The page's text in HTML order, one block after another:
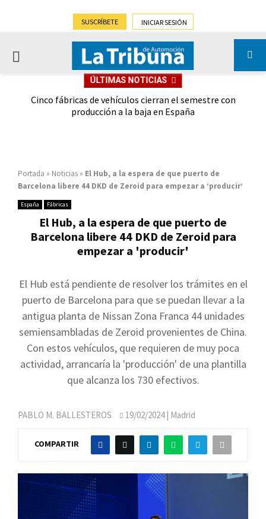
SUSCRÍBETE INICIAR SESIÓN
PRIMARY
ÚLTIMAS NOTICIAS
Cinco fábricas de vehículos cierran el semestre con
producción a la baja en España
Portada » Noticias » El Hub, a la espera de que puerto de
Barcelona libere 44 DKD de Zeroid para empezar a ‘producir’
España Fábricas
El Hub, a la espera de que puerto de
Barcelona libere 44 DKD de Zeroid para
empezar a 'producir'
El Hub está pendiente de resolver los trámites en el
puerto de Barcelona para que se puedan llevar a la
antigua planta de Nissan Zona Franca 44 unidades
semiensambladas de Zeroid provenientes de China.
Con estos vehículos, que requieren de muy poca
actividad, arrancaría la 'producción' de una plantilla
que alcanza los 730 efectivos.
PABLO M. BALLESTEROS 19/02/2024| Madrid
COMPARTIR